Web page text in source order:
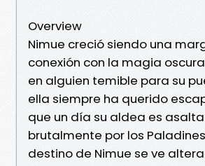
Overview
Nimue creció siendo una
conexión con la magia
en alguien temible para su
ella siempre ha querido
que un día su aldea es
brutalmente por los Paladines
destino de Nimue se ve